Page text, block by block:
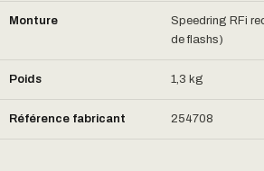
Monture
Speedring RFi
de flashs)
Poids 1,3 kg
Référence fabricant 254708